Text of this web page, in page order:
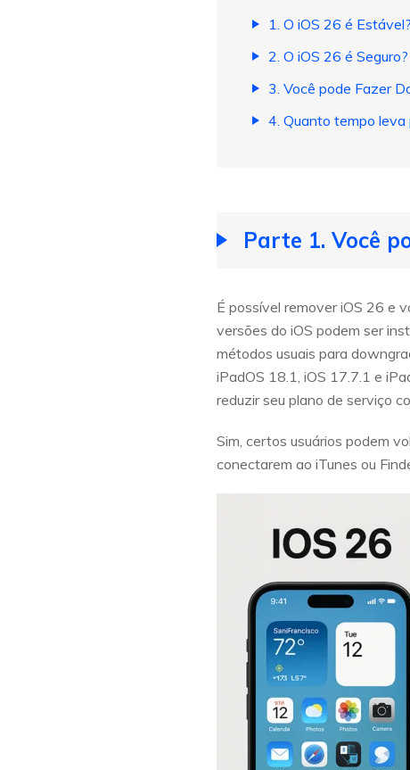
1. O iOS 26 é Estável?
2. O iOS 26 é Seguro?
3. Você pode Fazer
4. Quanto tempo
Parte 1. Você
É possível remover iOS 26 e
versões do iOS podem ser
métodos usuais para
iPadOS 18.1, iOS 17.7.1 e
reduzir seu plano de serviço
Sim, certos usuários podem
conectarem ao iTunes ou